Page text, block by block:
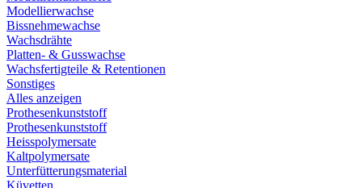
Modellierwachse
Bissnehmewachse
Wachsdrähte
Platten- & Gusswachse
Wachsfertigteile & Retentionen
Sonstiges
Alles anzeigen
Prothesenkunststoff
Prothesenkunststoff
Heisspolymersate
Kaltpolymersate
Unterfütterungsmaterial
Küvetten